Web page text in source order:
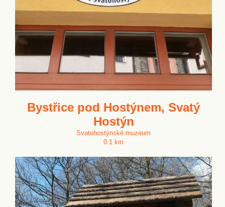
Bystřice pod Hostýnem, Svatý
Hostýn
Svatohostýnské muzeum
0.1 km